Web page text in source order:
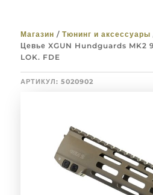
Магазин / Тюнинг и аксессуары
Цевье XGUN Hundguards MK2
LOK. FDE
АРТИКУЛ: 5020902